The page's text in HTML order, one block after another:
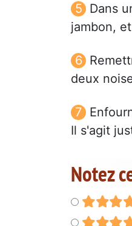
Dans
jambon,
deux
Il s'agit
Notez